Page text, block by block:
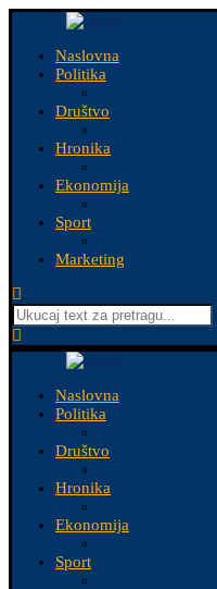
Naslovna
Politika
Društvo
Hronika
Ekonomija
Sport
Marketing
Naslovna
Politika
Društvo
Hronika
Ekonomija
Sport